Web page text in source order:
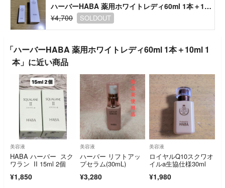
ハーバーHABA 薬用ホワイトレディ60ml 1本＋10ml 1本
¥4,700
SOLDOUT
「ハーバーHABA 薬用ホワイトレディ60ml 1本＋10ml 1
本」に近い商品
美容液
HABA ハーバー スク
ワラン II 15ml 2個
¥1,850
美容液
ハーバー リフトアッ
プセラム(30mL)
¥3,280
美容液
ロイヤルQ10スクワオ
イルa生協仕様30ml
¥1,980